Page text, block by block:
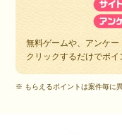
無料ゲームや、アンケー
クリックするだけでポイ
※ もらえるポイントは案件毎に異